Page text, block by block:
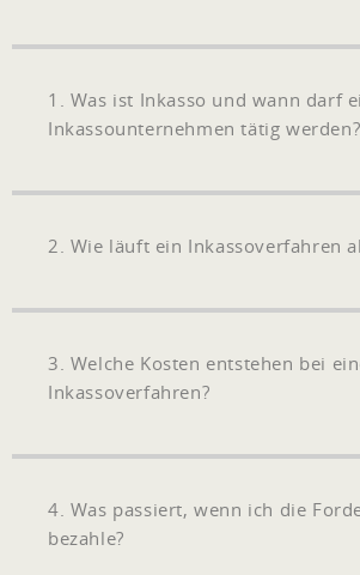
1. Was ist Inkasso und wann darf
Inkassounternehmen tätig werden?
2. Wie läuft ein Inkassoverfahren
3. Welche Kosten entstehen bei
Inkassoverfahren?
4. Was passiert, wenn ich die
bezahle?